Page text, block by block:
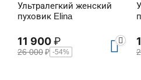
Ультралегкий женский
пуховик Elina
11 900₽
26 000₽ -54%